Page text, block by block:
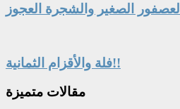
العصفور الصغير والشجرة العجوز
فلة والأقزام الثمانية!!
مقالات متميزة